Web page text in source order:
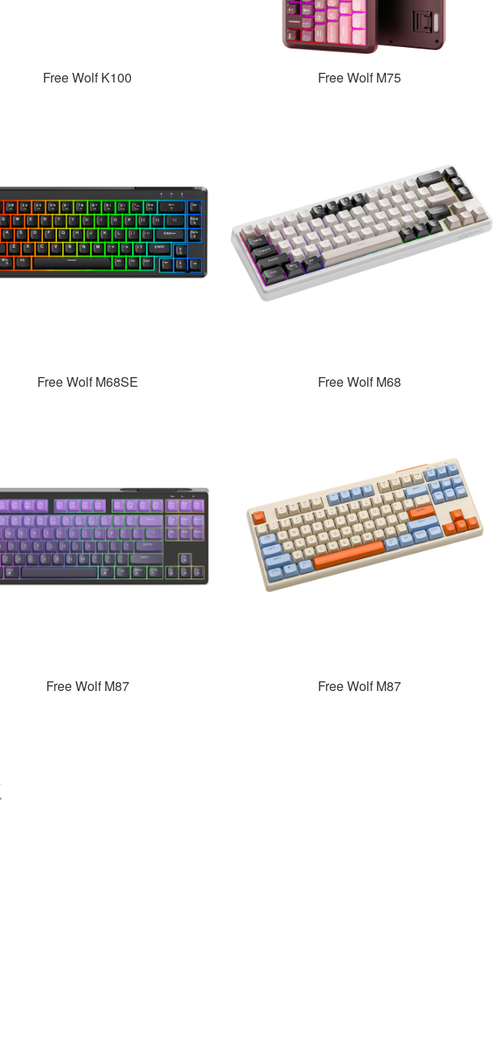
Free Wolf K100 Free Wolf M75
Free Wolf M68SE Free Wolf M68
Free Wolf M87 Free Wolf M87